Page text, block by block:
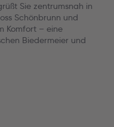
Sie zentrumsnah in
Schönbrunn und
Komfort – eine
Biedermeier und